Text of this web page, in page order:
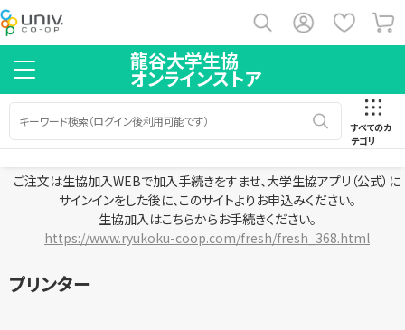
龍谷大学生協
オンラインストア
すべてのカ
テゴリ
ご注文は生協加入WEBで加入手続きをすませ、大学生協アプリ（公式）に
サインインをした後に、このサイトよりお申込みください。
生協加入はこちらからお手続きください。
https://www.ryukoku-coop.com/fresh/fresh_368.html
プリンター